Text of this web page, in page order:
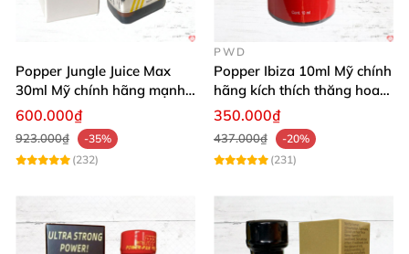
Popper Jungle Juice Max
30ml Mỹ chính hãng mạnh
mẽ Kích thích thăng hoa
600.000₫
923.000₫
-35%
(232)
PWD
Popper Ibiza 10ml Mỹ chính
hãng kích thích thăng hoa
mạnh mẽ
350.000₫
437.000₫
-20%
(231)